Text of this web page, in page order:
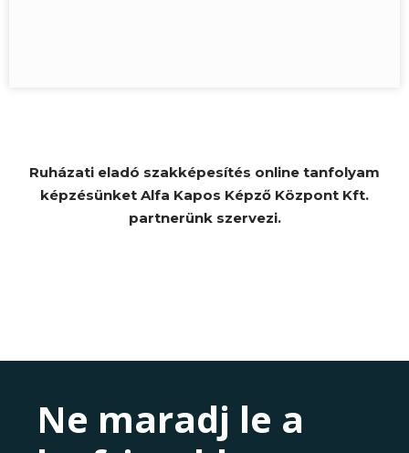
Ruházati eladó szakképesítés online tanfolyam
képzésünket Alfa Kapos Képző Központ Kft.
partnerünk szervezi.
Ne maradj le a